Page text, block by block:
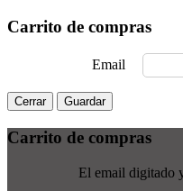
Carrito de compras
Email
Cerrar Guardar
Carrito de compras
El email digitado